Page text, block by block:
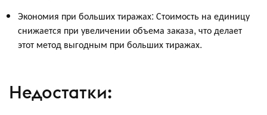
Экономия при больших тиражах: Стоимость на единицу
снижается при увеличении объема заказа, что делает
этот метод выгодным при больших тиражах.
Недостатки: